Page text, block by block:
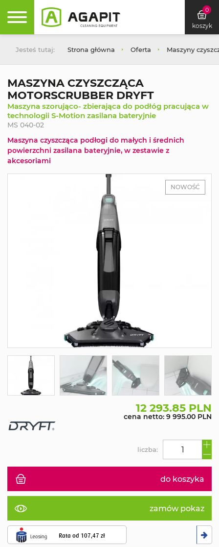
0
koszyk
Jesteś tutaj: Strona główna Oferta Maszyny
MASZYNA CZYSZCZĄCA
MOTORSCRUBBER DRYFT
Maszyna szorująco- zbierająca do podłóg pracująca w
technologii S-Motion zasilana bateryjnie
MS 040-02
Maszyna czyszcząca podłogi do małych i średnich
powierzchni zasilana bateryjnie, w zestawie z
akcesoriami
NOWOŚĆ
12 293.85 PLN
cena netto: 9 995.00 PLN
do koszyka
zamów pokaz
Rata od 107,47 zł
liczba: